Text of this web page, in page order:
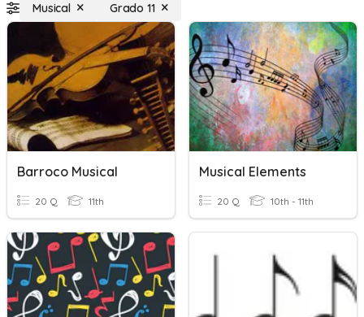
Musical Grado 11
Barroco Musical
20 Q 11th
Musical Elements
20 Q 10th - 11th